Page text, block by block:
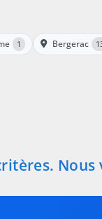
1 Bergerac